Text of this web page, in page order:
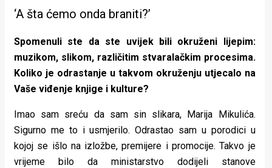
‘A šta ćemo onda braniti?’
Spomenuli ste da ste uvijek bili okruženi lijepim:
muzikom, slikom, različitim stvaralačkim procesima.
Koliko je odrastanje u takvom okruženju utjecalo na
Vaše viđenje knjige i kulture?
Imao sam sreću da sam sin slikara, Marija Mikulića.
Sigurno me to i usmjerilo. Odrastao sam u porodici u
kojoj se išlo na izložbe, premijere i promocije. Takvo je
vrijeme bilo da ministarstvo dodijeli stanove